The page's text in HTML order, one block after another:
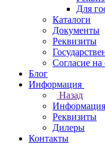
Для
Каталоги
Документы
Реквизиты
Согласие
Блог
Информация
Назад
Информация
Реквизиты
Дилеры
Контакты